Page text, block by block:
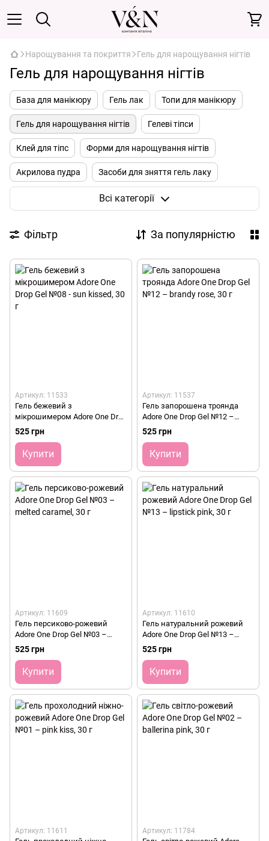
Нарощування та покриття Гель для нарощування нігтів
Гель для нарощування нігтів
База для манікюру Гель лак Топи для манікюру
Гель для нарощування нігтів Гелеві тіпси
Клей для тіпс Форми для нарощування нігтів
Акрилова пудра Засоби для зняття гель лаку
Засоби для підготовки нігтів Лаки для нігтів
Всі категорії
Фільтр За популярністю
Артикул: 11533
Гель бежевий з
мікрошимером Adore One Drop
Gel №08 - sun kissed, 30 г
525 грн
Купити
Артикул: 11537
Гель запорошена троянда
Adore One Drop Gel №12 –
brandy rose, 30 г
525 грн
Купити
Артикул: 11609
Гель персиково-рожевий
Adore One Drop Gel №03 –
melted caramel, 30 г
525 грн
Купити
Артикул: 11610
Гель натуральний рожевий
Adore One Drop Gel №13 –
lipstick pink, 30 г
525 грн
Купити
Артикул: 11611 Артикул: 11784